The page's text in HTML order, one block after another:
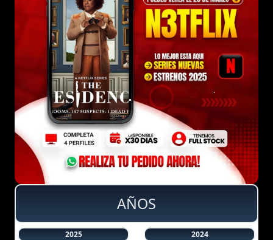
AÑOS
2025
2024